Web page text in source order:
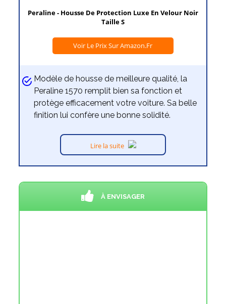
Peraline - Housse De Protection Luxe En Velour Noir
Taille S
Voir Le Prix Sur Amazon.fr
Modèle de housse de meilleure qualité, la
Peraline 1570 remplit bien sa fonction et
protège efficacement votre voiture. Sa belle
finition lui confère une bonne solidité.
Lire la suite
À ENVISAGER